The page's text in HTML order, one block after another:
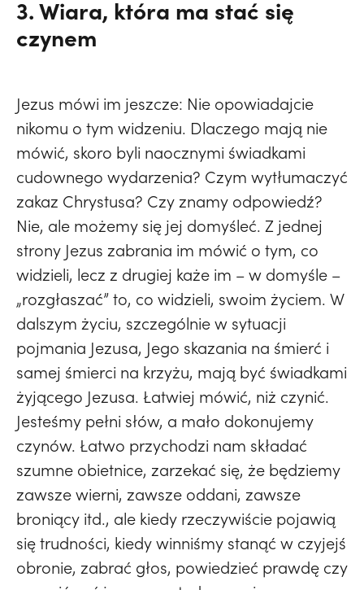
3. Wiara, która ma stać się
czynem
Jezus mówi im jeszcze: Nie opowiadajcie
nikomu o tym widzeniu. Dlaczego mają nie
mówić, skoro byli naocznymi świadkami
cudownego wydarzenia? Czym wytłumaczyć
zakaz Chrystusa? Czy znamy odpowiedź?
Nie, ale możemy się jej domyśleć. Z jednej
strony Jezus zabrania im mówić o tym, co
widzieli, lecz z drugiej każe im – w domyśle –
„rozgłaszać” to, co widzieli, swoim życiem. W
dalszym życiu, szczególnie w sytuacji
pojmania Jezusa, Jego skazania na śmierć i
samej śmierci na krzyżu, mają być świadkami
żyjącego Jezusa. Łatwiej mówić, niż czynić.
Jesteśmy pełni słów, a mało dokonujemy
czynów. Łatwo przychodzi nam składać
szumne obietnice, zarzekać się, że będziemy
zawsze wierni, zawsze oddani, zawsze
broniący itd., ale kiedy rzeczywiście pojawią
się trudności, kiedy winniśmy stanąć w czyjejś
obronie, zabrać głos, powiedzieć prawdę czy